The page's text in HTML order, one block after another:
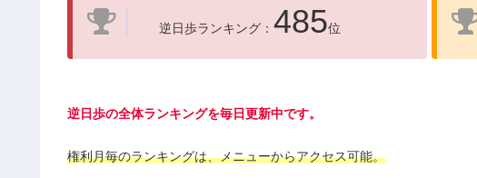
逆日歩ランキング： 485位
逆日歩の全体ランキングを毎日更新中です。
権利月毎のランキングは、メニューからアクセス可能。